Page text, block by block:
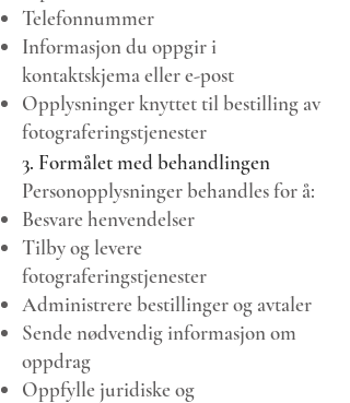
Telefonnummer
Informasjon du oppgir i
kontaktskjema eller e-post
Opplysninger knyttet til bestilling av
fotograferingstjenester
3. Formålet med behandlingen
Personopplysninger behandles for å:
Besvare henvendelser
Tilby og levere
fotograferingstjenester
Administrere bestillinger og avtaler
Sende nødvendig informasjon om
oppdrag
Oppfylle juridiske og